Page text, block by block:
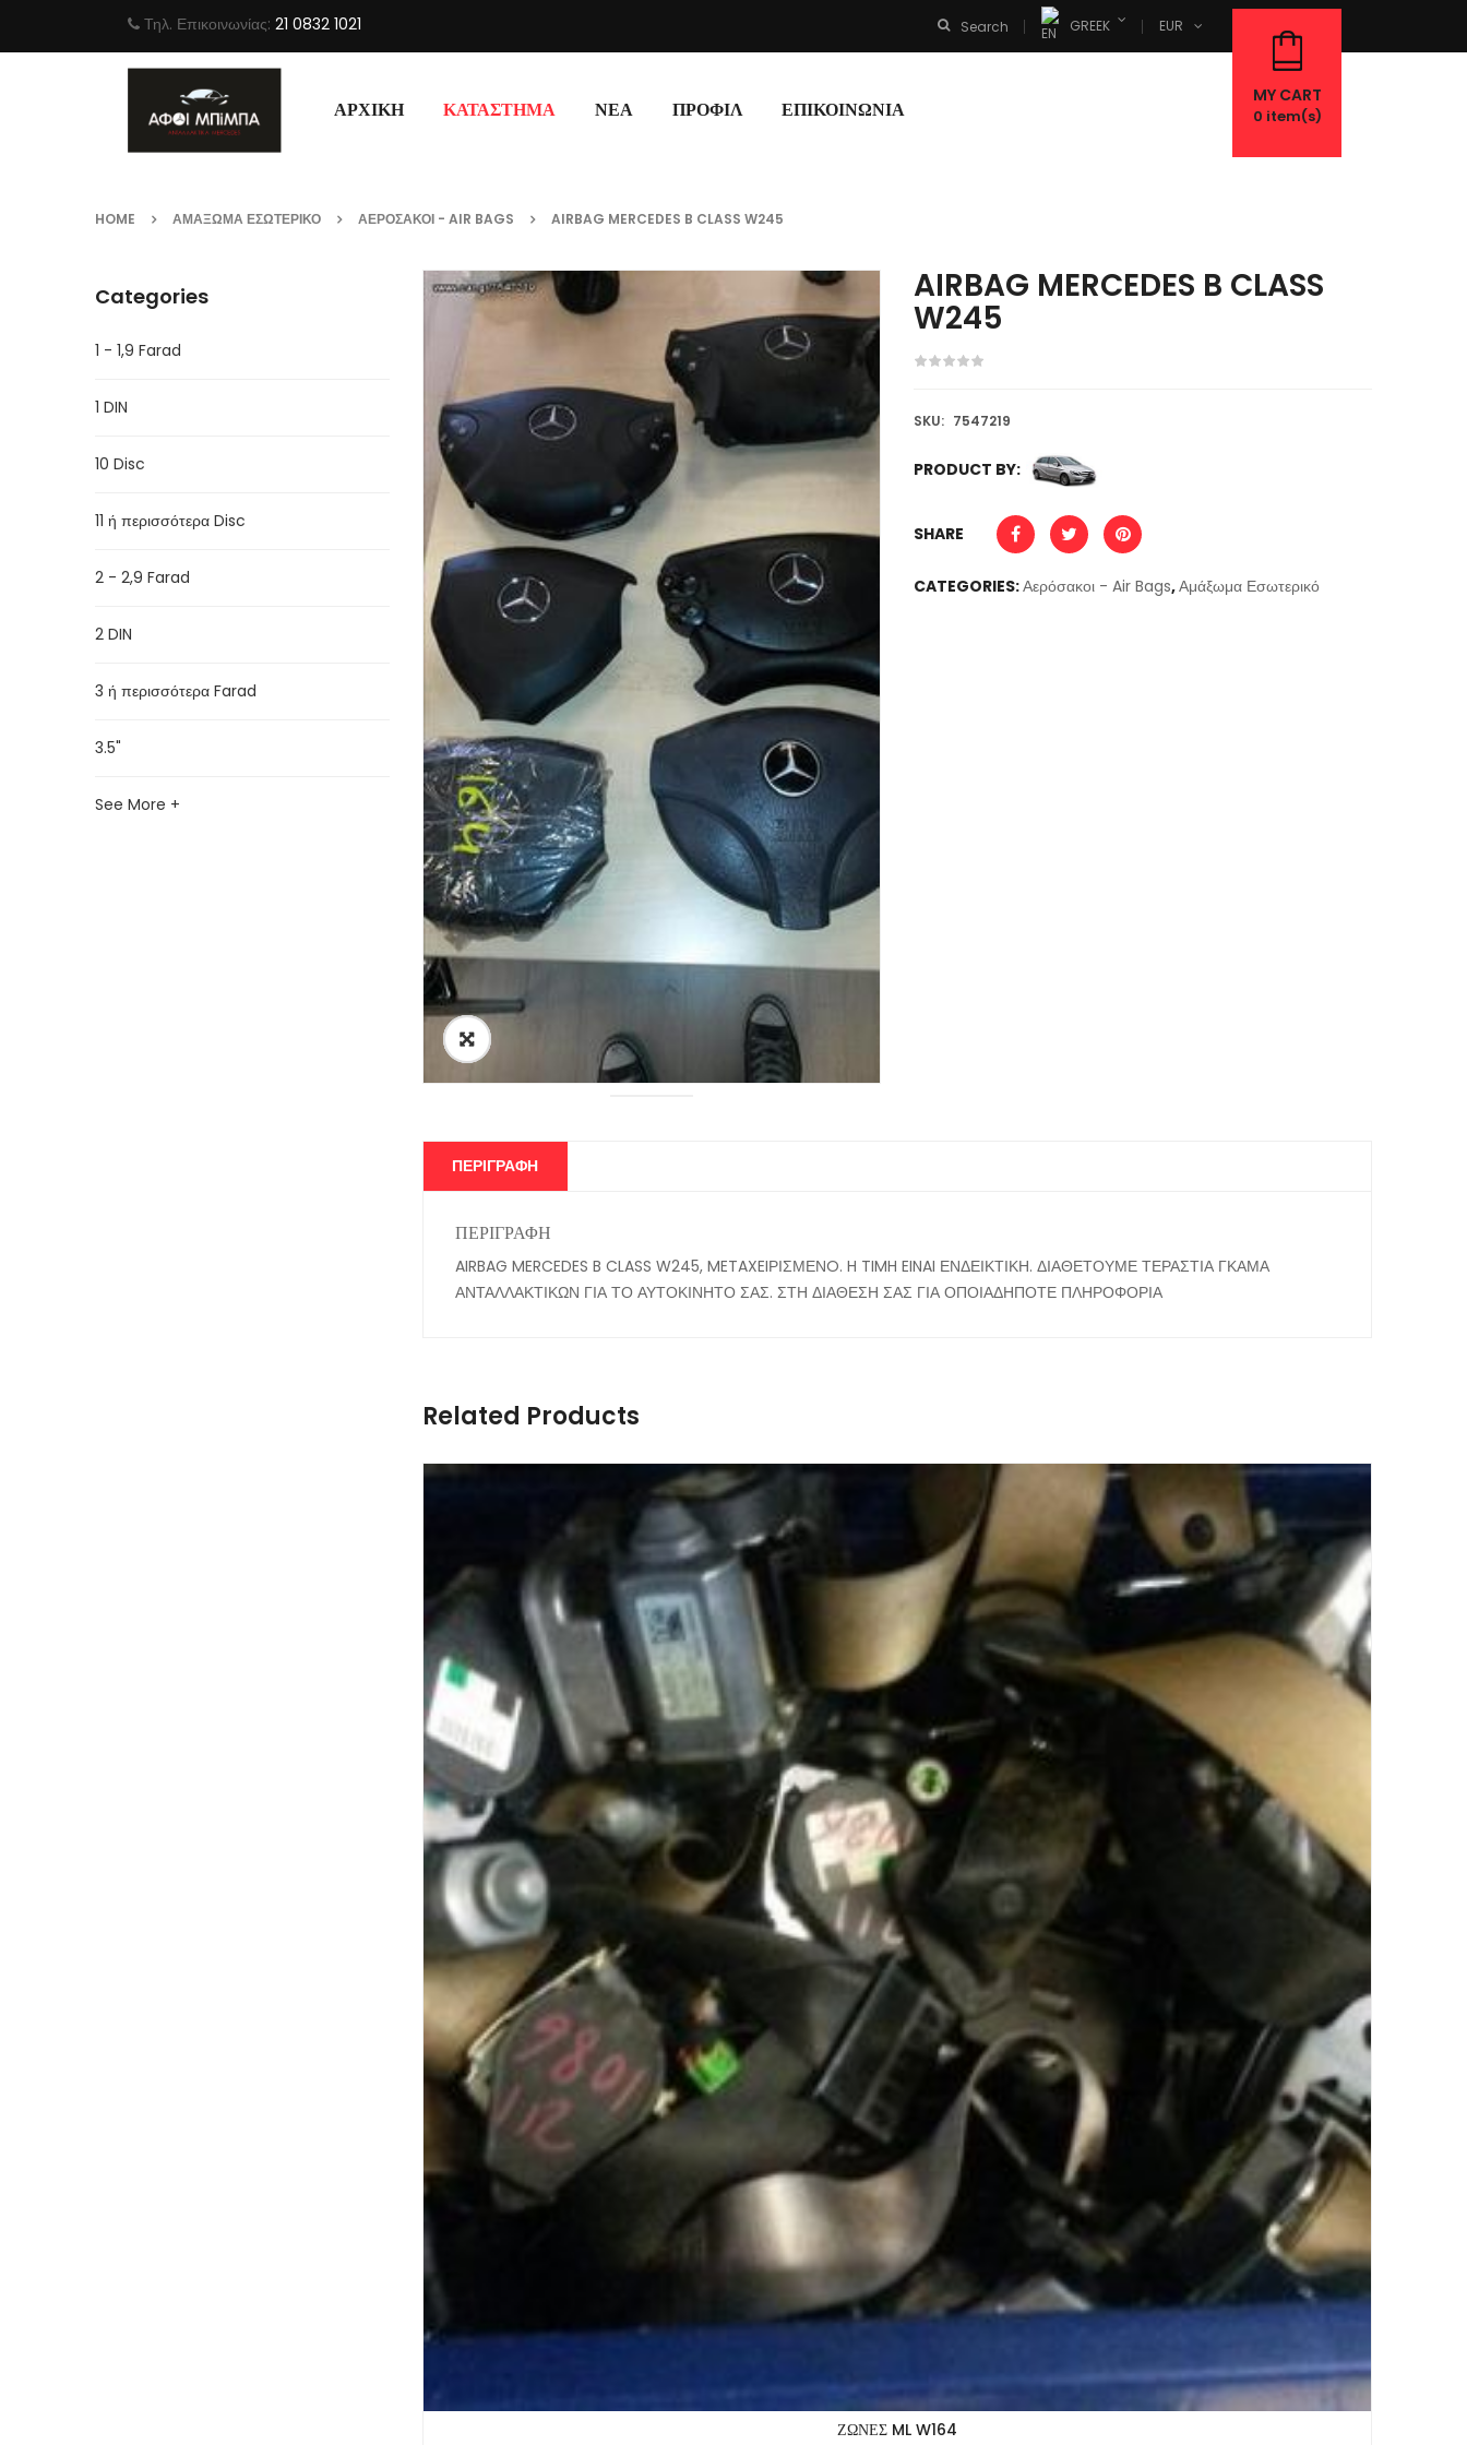
Τηλ. Επικοινωνίας: 21 0832 1021 Search GREEK EUR
ΑΡΧΙΚΉ ΚΑΤΆΣΤΗΜΑ ΝΈΑ ΠΡΟΦΊΛ ΕΠΙΚΟΙΝΩΝΊΑ
MY CART
0 item(s)
HOME ΑΜΆΞΩΜΑ ΕΣΩΤΕΡΙΚΌ ΑΕΡΌΣΑΚΟΙ - AIR BAGS AIRBAG MERCEDES B CLASS W245
Categories
1 - 1,9 Farad
1 DIN
10 Disc
11 ή περισσότερα Disc
2 - 2,9 Farad
2 DIN
3 ή περισσότερα Farad
3.5"
See More +
AIRBAG MERCEDES B CLASS
W245
SKU: 7547219
PRODUCT BY:
SHARE
CATEGORIES:Αερόσακοι - Air Bags,Αμάξωμα Εσωτερικό
ΠΕΡΙΓΡΑΦΉ
ΠΕΡΙΓΡΑΦΉ
AIRBAG MERCEDES B CLASS W245, METAXEIΡΙΣΜΕΝO. H TIMH EINAI ΕΝΔΕΙΚΤΙΚΗ. ΔΙΑΘΕΤΟΥΜΕ ΤΕΡΑΣΤΙΑ ΓΚΑΜΑ
ΑΝΤΑΛΛΑΚΤΙΚΩΝ ΓΙΑ ΤΟ ΑΥΤΟΚΙΝΗΤΟ ΣΑΣ. ΣΤΗ ΔΙΑΘΕΣΗ ΣΑΣ ΓΙΑ ΟΠΟΙΑΔΗΠΟΤΕ ΠΛΗΡΟΦΟΡΙΑ
Related Products
ΖΩΝΕΣ ML W164